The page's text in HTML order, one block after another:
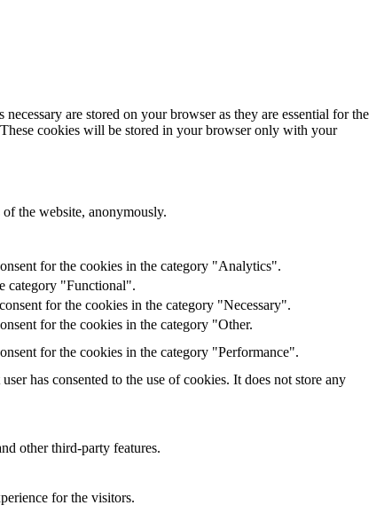
are stored on your browser as they are essential for the
cookies will be stored in your browser only with your
the website, anonymously.
for the cookies in the category "Analytics".
category "Functional".
for the cookies in the category "Necessary".
for the cookies in the category "Other.
for the cookies in the category "Performance".
has consented to the use of cookies. It does not store any
other third-party features.
for the visitors.